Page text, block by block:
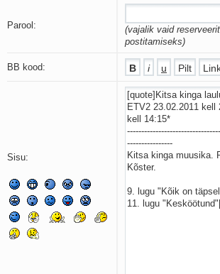
Laul võimalusest
Nii vaikseks kõik on jäänud
Mis saab sellest loomusevalust
Avanemine
Põhi, lõuna, ida, lääs
Elupõline kaja
Perekondlik
Kassimäng
Läänemere lained
Üle müüri
Valgusemaastikud
Parool:
(vajalik vaid
postitamiseks)
BB kood:
Sisu: